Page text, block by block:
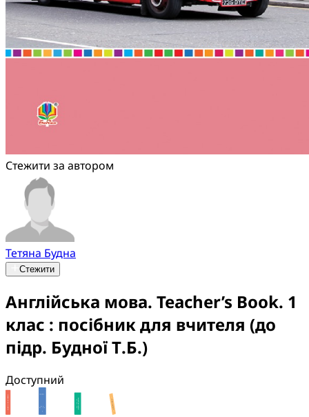
Стежити за автором
Тетяна Будна
Стежити
Англійська мова. Teacher’s Book. 1
клас : посібник для вчителя (до
підр. Будної Т.Б.)
Доступний